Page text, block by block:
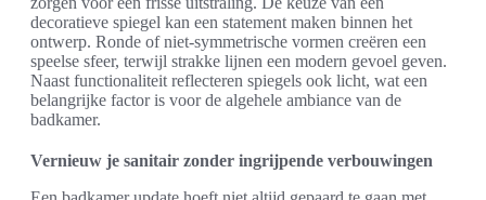
decoratieve spiegel kan een statement maken binnen het
ontwerp. Ronde of niet-symmetrische vormen creëren een
speelse sfeer, terwijl strakke lijnen een modern gevoel geven.
Naast functionaliteit reflecteren spiegels ook licht, wat een
belangrijke factor is voor de algehele ambiance van de
badkamer.
Vernieuw je sanitair zonder ingrijpende verbouwingen